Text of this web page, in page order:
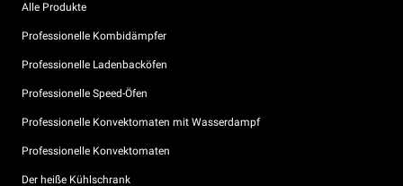
Alle Produkte
Professionelle Kombidämpfer
Professionelle Ladenbacköfen
Professionelle Speed-Öfen
Professionelle Konvektomaten mit Wasserdampf
Professionelle Konvektomaten
Der heiße Kühlschrank